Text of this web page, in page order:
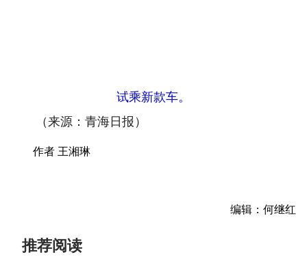
试乘新款车。
（来源：青海日报）
作者 王湘琳
编辑：何继红
推荐阅读